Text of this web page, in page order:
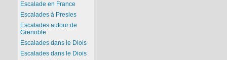
Escalade en France
Escalades à Presles
Escalades autour de
Grenoble
Escalades dans le Diois
Escalades dans le Diois